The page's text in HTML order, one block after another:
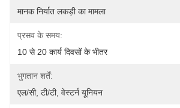
मानक निर्यात लकड़ी का मामला
प्रसव के समय:
10 से 20 कार्य दिवसों के भीतर
भुगतान शर्तें:
एल/सी, टी/टी, वेस्टर्न यूनियन